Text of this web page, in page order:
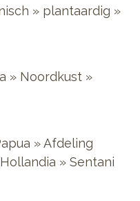
» plantaardig »
» Noordkust »
»Afdeling
» Sentani